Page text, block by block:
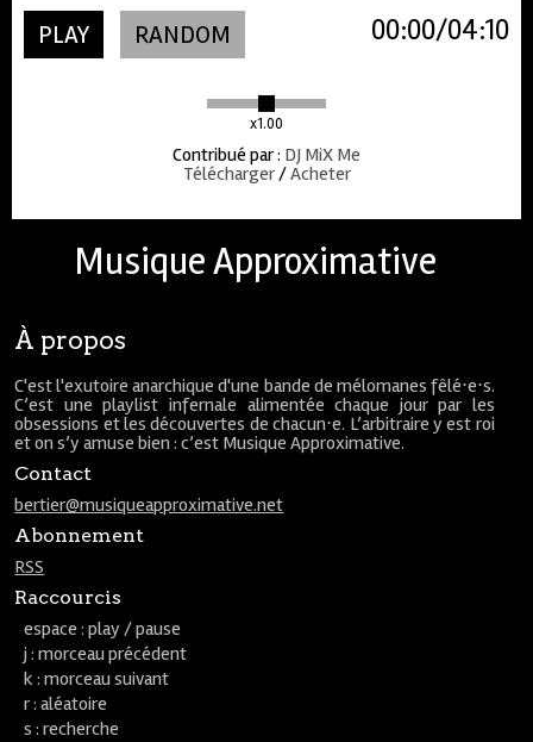
PLAY RANDOM
x1.00
04:10
00:00
Contribué par: DJ MiX Me
Télécharger/Acheter
Musique Approximative
À propos
C'est l'exutoire anarchique d'une bande de mélomanes fêlé⋅e⋅s.
C’est une playlist infernale alimentée chaque jour par les
obsessions et les découvertes de chacun⋅e. L’arbitraire y est roi
et on s’y amuse bien : c’est Musique Approximative.
Contact
bertier@musiqueapproximative.net
Abonnement
RSS
Raccourcis
espace : play / pause
j : morceau précédent
k : morceau suivant
r : aléatoire
s : recherche